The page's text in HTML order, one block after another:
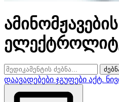
დაავადებები ჯგუფები აქტ.